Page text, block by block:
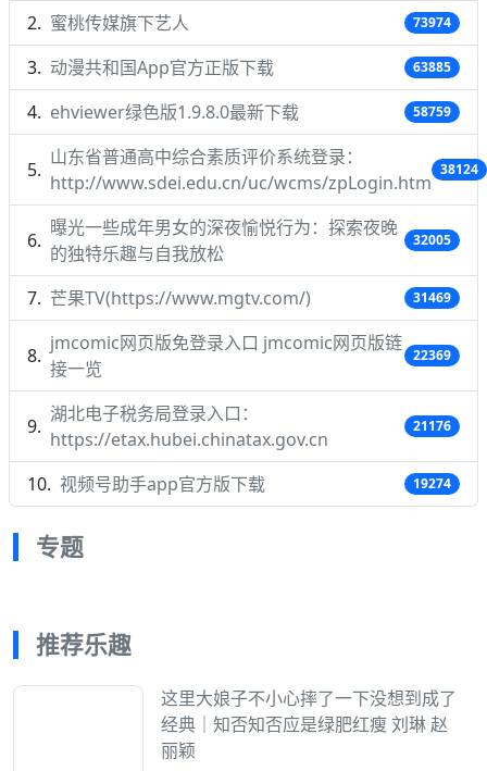
蜜桃传媒旗下艺人 73974
动漫共和国App官方正版下载 63885
ehviewer绿色版1.9.8.0最新下载 58759
山东省普通高中综合素质评价系统登录：
http://www.sdei.edu.cn/uc/wcms/zpLogin.htm
38124
曝光一些成年男女的深夜愉悦行为：探索夜晚
的独特乐趣与自我放松
32005
芒果TV(https://www.mgtv.com/) 31469
jmcomic网页版免登录入口 jmcomic网页版链
接一览
22369
湖北电子税务局登录入口：
https://etax.hubei.chinatax.gov.cn
21176
视频号助手app官方版下载 19274
专题
推荐乐趣
这里大娘子不小心摔了一下没想到成了
经典｜知否知否应是绿肥红瘦 刘琳 赵
丽颖